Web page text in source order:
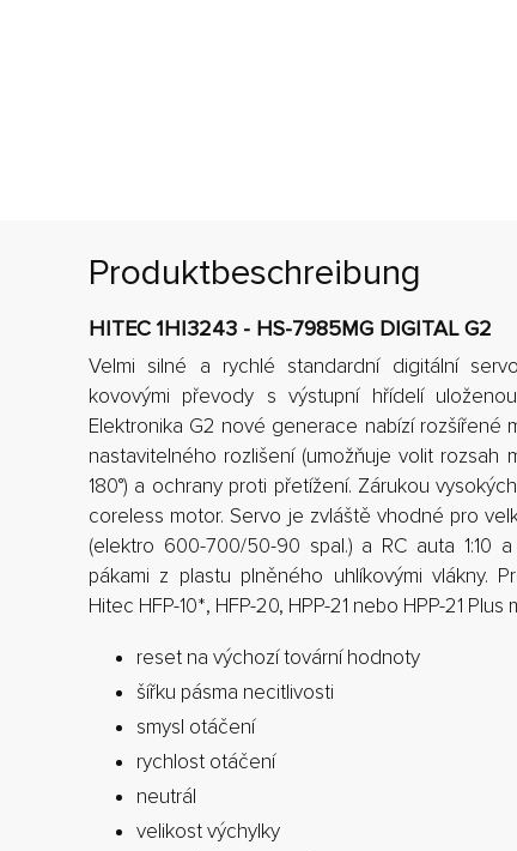
Produktbeschreibung
HITEC 1HI3243 - HS-7985MG DIGITAL G2
Velmi silné a rychlé standardní digitální
kovovými převody s výstupní hřídelí
Elektronika G2 nové generace nabízí rozšířené
nastavitelného rozlišení (umožňuje volit rozsah
180°) a ochrany proti přetížení. Zárukou
coreless motor. Servo je zvláště vhodné pro
(elektro 600-700/50-90 spal.) a RC auta 1:10
pákami z plastu plněného uhlíkovými vlákny.
Hitec HFP-10*, HFP-20, HPP-21 nebo HPP-21
reset na výchozí tovární hodnoty
šířku pásma necitlivosti
smysl otáčení
rychlost otáčení
neutrál
velikost výchylky